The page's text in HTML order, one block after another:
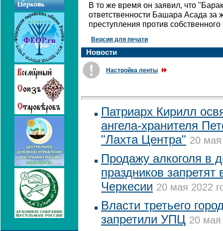
В то же время он заявил, что
ответственности Башара Асада за
преступления против
Версия для печати
Новости
Настройка ленты
Патриарх Кирилл
ангела-хранителя
"Лахта Центра" 20 мая
Продажу алкоголя в
праздников запретят
Черкесии 20 мая 2022
Власти третьего
запретили УПЦ 20 мая